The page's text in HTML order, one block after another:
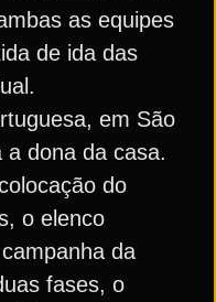
as equipes
de ida das
em São
a dona da casa.
do
o elenco
da
fases, o